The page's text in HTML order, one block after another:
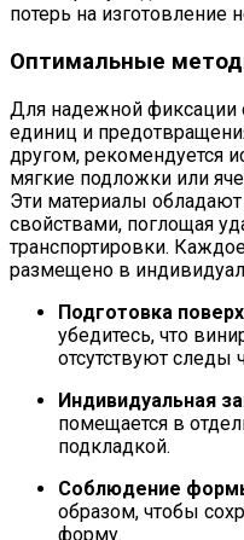
потерь на изготовление
Оптимальные
Для надежной фиксации
единиц и
другом, рекомендуется
мягкие подложки или
Эти материалы
свойствами, поглощая
транспортировки.
размещено в
Подготовка
убедитесь, что
отсутствуют следы
Индивидуальная
помещается в
подкладкой.
Соблюдение
образом, чтобы
форму.